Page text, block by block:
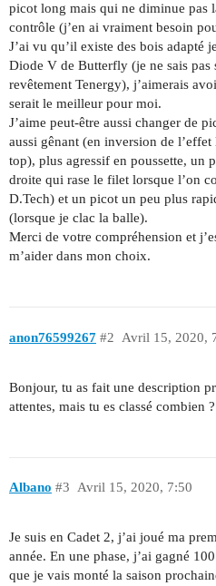
picot long mais qui ne diminue pas
contrôle (j’en ai vraiment besoin
J’ai vu qu’il existe des bois adapté
Diode V de Butterfly (je ne sais pas
revêtement Tenergy), j’aimerais
serait le meilleur pour moi.
J’aime peut-être aussi changer de
aussi gênant (en inversion de
top), plus agressif en poussette, un
droite qui rase le filet lorsque l’on
D.Tech) et un picot un peu plus
(lorsque je clac la balle).
Merci de votre compréhension et
m’aider dans mon choix.
anon76599267 Avril 15, 2020,
#2
Bonjour, tu as fait une description
attentes, mais tu es classé combien ?
Albano Avril 15, 2020, 7:50
#3
Je suis en Cadet 2, j’ai joué ma
année. En une phase, j’ai gagné
que je vais monté la saison